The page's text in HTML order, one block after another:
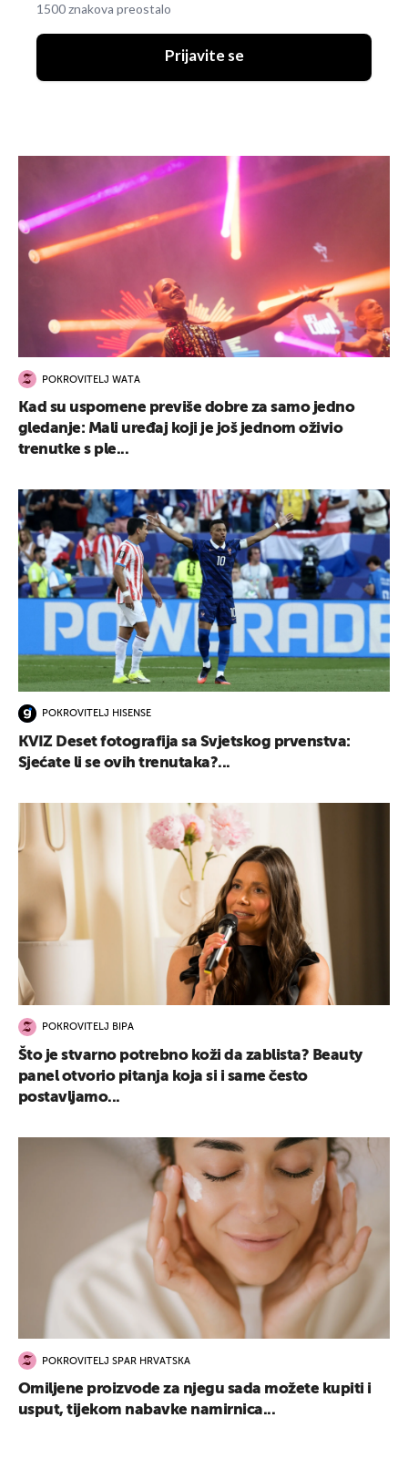
1500 znakova preostalo
Prijavite se
POKROVITELJ WATA
Kad su uspomene previše dobre za samo jedno
gledanje: Mali uređaj koji je još jednom oživio
trenutke s ple...
POKROVITELJ HISENSE
KVIZ Deset fotografija sa Svjetskog prvenstva:
Sjećate li se ovih trenutaka?...
POKROVITELJ BIPA
Što je stvarno potrebno koži da zablista? Beauty
panel otvorio pitanja koja si i same često
postavljamo...
POKROVITELJ SPAR HRVATSKA
Omiljene proizvode za njegu sada možete kupiti i
usput, tijekom nabavke namirnica...